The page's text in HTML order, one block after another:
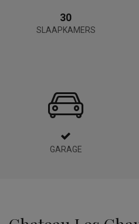
30
SLAAPKAMERS
GARAGE